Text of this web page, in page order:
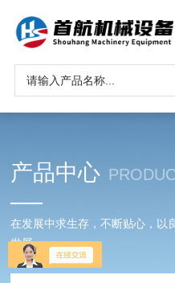
产品中心
在发展中求生存，不断贴心，以
发展